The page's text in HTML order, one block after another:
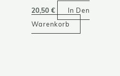
20,50€
In Den
Warenkorb